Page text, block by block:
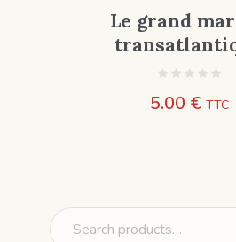
Le grand
5.00 € TTC